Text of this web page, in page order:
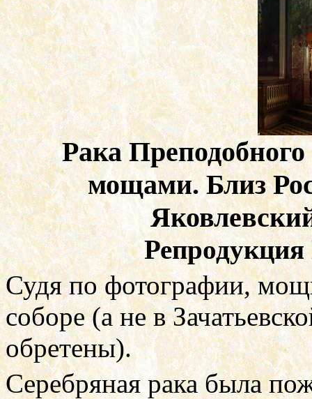
Рака
мощами. Близ
Судя по фотографии,
соборе (а не в
обретены).
Серебряная рака была